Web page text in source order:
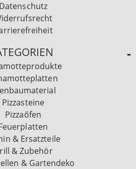
Datenschutz
Pizzasteine
Pizzaöfen
& Ersatzteile
& Zubehör
& Gartendeko